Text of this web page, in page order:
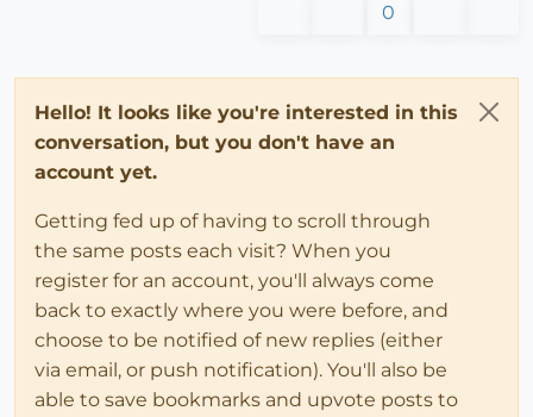
0
Hello! It looks like you're interested in this
conversation, but you don't have an
account yet.
Getting fed up of having to scroll through
the same posts each visit? When you
register for an account, you'll always come
back to exactly where you were before, and
choose to be notified of new replies (either
via email, or push notification). You'll also be
able to save bookmarks and upvote posts to